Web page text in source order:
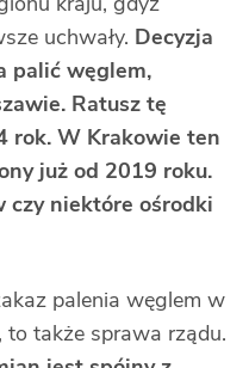
uchwały. Decyzja
palić węglem,
Ratusz tę
rok. W Krakowie ten
już od 2019 roku.
czy niektóre ośrodki
palenia węglem w
to także sprawa rządu.